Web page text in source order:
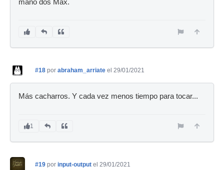
mano dos Max.
#18 por abraham_arriate el 29/01/2021
Más cacharros. Y cada vez menos tiempo para tocar...
1
#19 por input-output el 29/01/2021